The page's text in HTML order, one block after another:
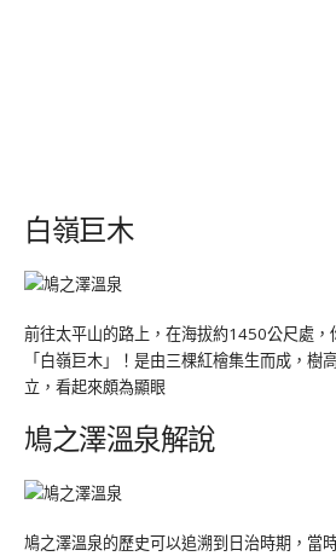
白嶺巨木
前往太平山的路上，在海拔約1450公尺處
「白嶺巨木」！是由三棵紅檜集生而成，樹
立，看起來頗為顯眼
鳩之澤溫泉解說
鳩之澤溫泉的歷史可以追溯到日治時期，當